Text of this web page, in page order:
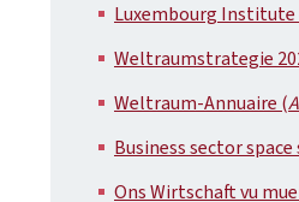
Luxembourg Institute
Weltraumstrategie
Weltraum-Annuaire (
Business sector
Ons Wirtschaft vu